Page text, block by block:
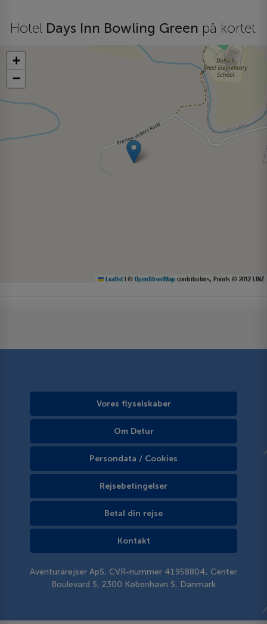
Hotel Days Inn Bowling Green på kortet
+
−
Leaflet | © OpenStreetMap contributors, Points © 2012 LINZ
Vores flyselskaber
Om Detur
Persondata / Cookies
Rejsebetingelser
Betal din rejse
Kontakt
Aventurarejser ApS, CVR-nummer 41958804, Center
Boulevard 5, 2300 København S, Danmark